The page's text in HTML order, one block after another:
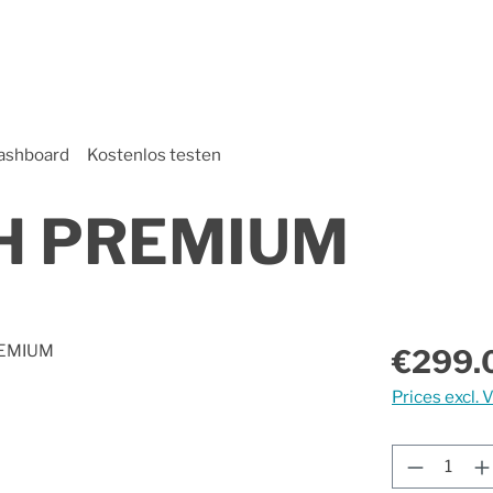
Kostenlos testen
PREMIUM
Regular
Prices excl.